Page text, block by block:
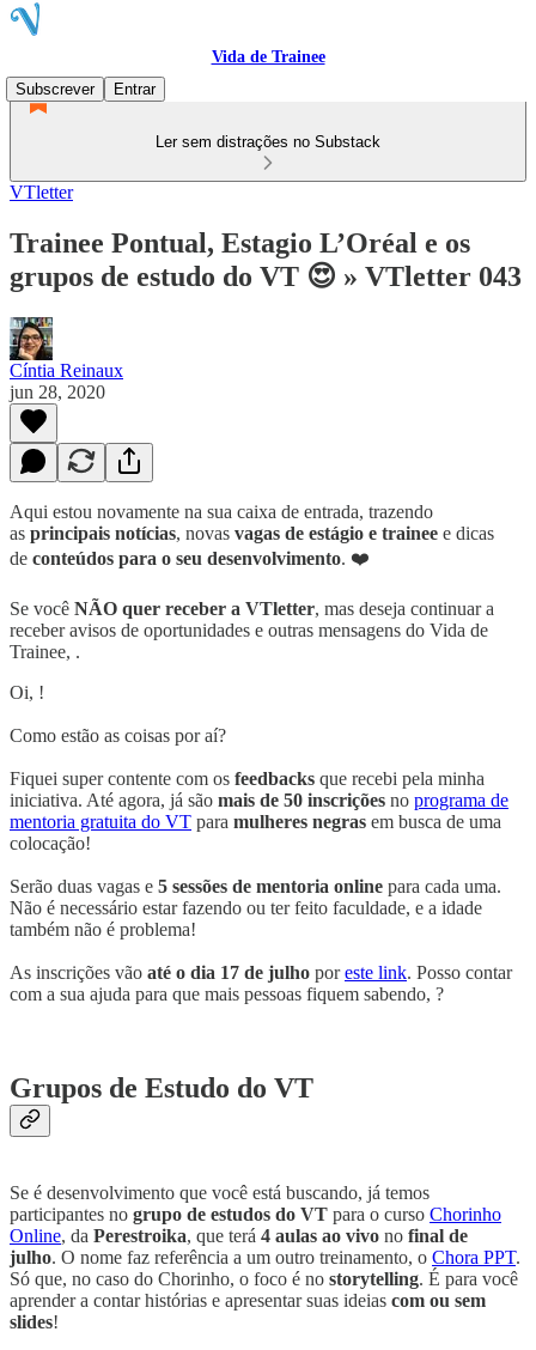
Vida de Trainee
Subscrever
Entrar
Ler sem distrações no Substack
VTletter
Trainee Pontual, Estagio L’Oréal e os
grupos de estudo do VT 😍 » VTletter 043
Cíntia Reinaux
jun 28, 2020
Aqui estou novamente na sua caixa de entrada, trazendo
as principais notícias, novas vagas de estágio e trainee e dicas
de conteúdos para o seu desenvolvimento. ❤️
Se você NÃO quer receber a VTletter, mas deseja continuar a
receber avisos de oportunidades e outras mensagens do Vida de
Trainee, .
Oi, !
Como estão as coisas por aí?
Fiquei super contente com os feedbacks que recebi pela minha
iniciativa. Até agora, já são mais de 50 inscrições no programa de
mentoria gratuita do VT para mulheres negras em busca de uma
colocação!
Serão duas vagas e 5 sessões de mentoria online para cada uma.
Não é necessário estar fazendo ou ter feito faculdade, e a idade
também não é problema!
As inscrições vão até o dia 17 de julho poreste link. Posso contar
com a sua ajuda para que mais pessoas fiquem sabendo, ?
Grupos de Estudo do VT
Se é desenvolvimento que você está buscando, já temos
participantes no grupo de estudos do VT para o curso Chorinho
Online, da Perestroika, que terá 4 aulas ao vivo no final de
julho. O nome faz referência a um outro treinamento, o Chora PPT.
Só que, no caso do Chorinho, o foco é no storytelling. É para você
aprender a contar histórias e apresentar suas ideias com ou sem
slides!